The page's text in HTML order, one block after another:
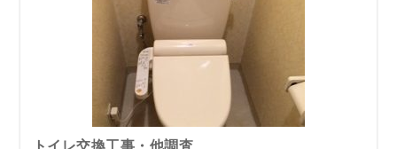
トイレ交換工事・他調査